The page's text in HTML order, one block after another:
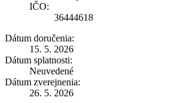
IČO:
36444618
Dátum doručenia:
15. 5. 2026
Dátum splatnosti:
Neuvedené
Dátum zverejnenia:
26. 5. 2026